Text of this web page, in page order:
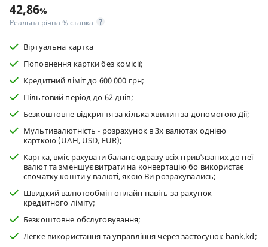
42,86%
Реальна річна % ставка
Віртуальна картка
Поповнення картки без комісії;
Кредитний ліміт до 600 000 грн;
Пільговий період до 62 днів;
Безкоштовне відкриття за кілька хвилин за допомогою Дії;
Мультивалютність - розрахунок в 3х валютах однією
карткою (UAH, USD, EUR);
Картка, вміє рахувати баланс одразу всіх прив'язаних до неї
валют та зменшує витрати на конвертацію бо використає
спочатку кошти у валюті, якою Ви розрахувались;
Швидкий валютообмін онлайн навіть за рахунок
кредитного ліміту;
Безкоштовне обслуговування;
Легке використання та управління через застосунок bank.kd;